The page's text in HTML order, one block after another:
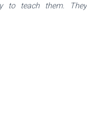
to teach them. They